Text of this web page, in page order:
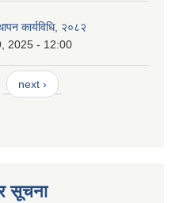
कार्यविधि, २०८२
2025 - 12:00
next ›
सूचना